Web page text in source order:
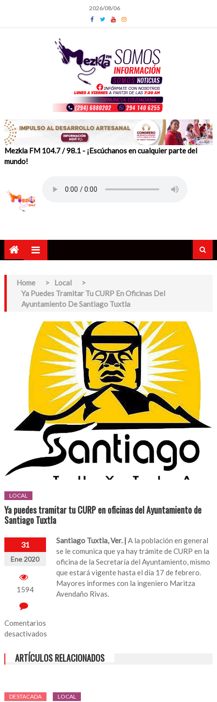
content
2026/08/06
Mezkla FM 104.7 / 98.1 - ¡Escúchanos en cualquier parte del
mundo!
Home > Local
>
Ya Puedes Tramitar Tu CURP En Oficinas Del
Ayuntamiento De Santiago Tuxtla
LOCAL
Ya puedes tramitar tu CURP en oficinas del Ayuntamiento de
Santiago Tuxtla
31
Ene 2020
1594
Comentarios
desactivados
tu
Santiago Tuxtla, Ver. | A la población en general
se le comunica que ya hay trámite de CURP en la
oficina de la Secretaría del Ayuntamiento, mismo
que estará vigente hasta el día 17 de febrero.
Mayores informes con la ingeniero Maritza
Avendaño Rivas.
ARTÍCULOS RELACIONADOS
DESTACADA LOCAL